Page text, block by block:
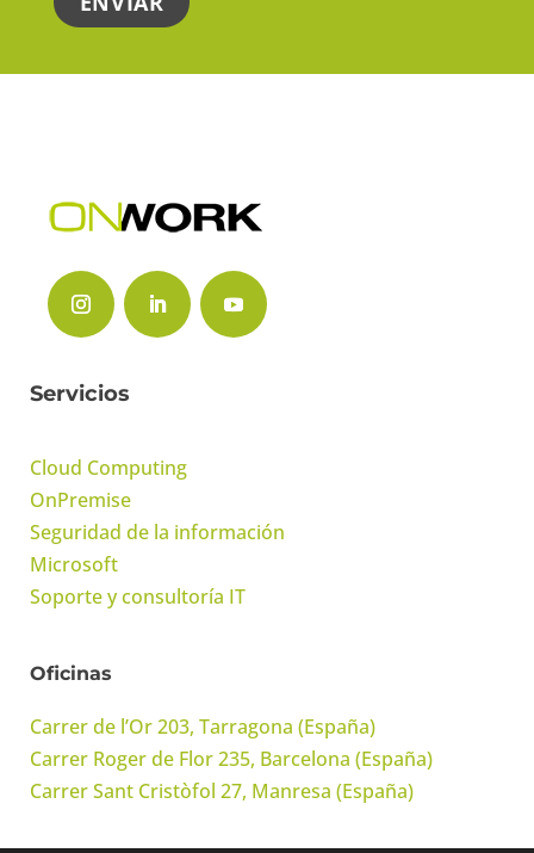
Servicios
Cloud Computing
OnPremise
Seguridad de la información
Microsoft
Soporte y consultoría IT
Oficinas
Carrer de l’Or 203, Tarragona (España)
Carrer Roger de Flor 235, Barcelona (España)
Carrer Sant Cristòfol 27, Manresa (España)